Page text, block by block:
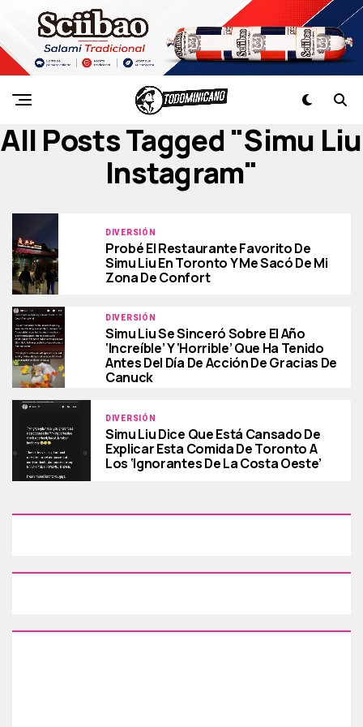
All Posts Tagged "simu Liu
Instagram"
DIVERSIÓN
Probé El Restaurante Favorito De
Simu Liu En Toronto Y Me Sacó De Mi
Zona De Confort
DIVERSIÓN
Simu Liu Se Sinceró Sobre El Año
‘increíble’ Y ‘horrible’ Que Ha Tenido
Antes Del Día De Acción De Gracias De
Canuck
DIVERSIÓN
Simu Liu Dice Que Está Cansado De
Explicar Esta Comida De Toronto A
Los ‘ignorantes De La Costa Oeste’